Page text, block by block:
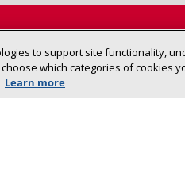
Trouvez
chez vous
to support site functionality,
which categories of cookies
Learn more